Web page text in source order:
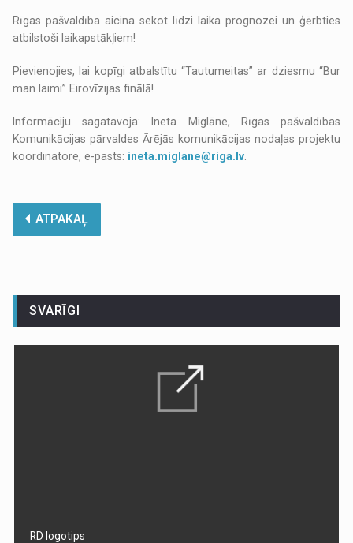
Rīgas pašvaldība aicina sekot līdzi laika prognozei un ģērbties
atbilstoši laikapstākļiem!
Pievienojies, lai kopīgi atbalstītu “Tautumeitas” ar dziesmu “Bur
man laimi” Eirovīzijas finālā!
Informāciju sagatavoja: Ineta Miglāne, Rīgas pašvaldības
Komunikācijas pārvaldes Ārējās komunikācijas nodaļas projektu
koordinatore, e-pasts: ineta.miglane@riga.lv.
ATPAKAĻ
SVARĪGI
RD logotips